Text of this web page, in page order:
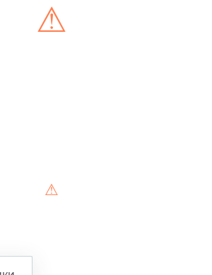
⚠
⚠